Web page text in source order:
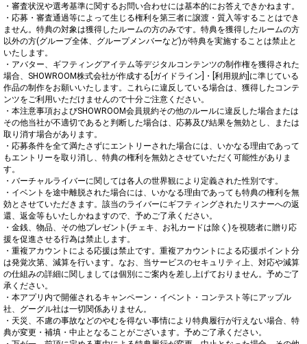
・審査状況や選考基準に関するお問い合わせには基本的にお答えできかねます。
・応募・審査通過等によって生じる権利を第三者に譲渡・質入等することはでき
ません。特典の対象は獲得したルームの方のみです。特典を獲得したルームの方
以外の方(グループ全体、グループメンバーなど)が特典を実施することは禁止と
いたします。
・アバター、ギフティングアイテム等デジタルコンテンツの制作権を獲得された
場合、SHOWROOM株式会社が作成する[ガイドライン]・[利用規約]に準じている
作品の制作をお願いいたします。これらに違反している場合は、獲得したコンテ
ンツをご利用いただけませんので十分ご注意ください。
・本注意事項およびSHOWROOM会員規約その他のルールに違反した場合または
その他当社が不適切であると判断した場合は、応募及び結果を無効とし、または
取り消す場合があります。
・応募条件を全て満たさずにエントリーされた場合には、いかなる理由であって
もエントリーを取り消し、特典の権利を無効とさせていただく可能性がありま
す。
・バーチャルライバーに関しては各人の世界観により定義された性別です。
・イベントを途中離脱された場合には、いかなる理由であっても特典の権利を無
効とさせていただきます。該当のライバーにギフティングされたリスナーへの返
還、返金等もいたしかねますので、予めご了承ください。
・金銭、物品、その他プレゼント(チェキ、お礼カードは除く)を視聴者に贈り応
援を促進させる行為は禁止します。
・重複アカウントによる応援は禁止です。重複アカウントによる応援ポイント分
は発覚次第、減算を行います。なお、当サービスのセキュリティ上、対応や減算
の仕組みの詳細に関しましては個別にご案内を差し上げておりません。予めご了
承ください。
・本アプリ内で開催されるキャンペーン・イベント・コンテスト等にアップル
社、グーグル社は一切関係ありません。
・天災、不慮の事故などのやむを得ない事情により特典履行が行えない場合、特
典が変更・補填・中止となることがございます。予めご了承ください。